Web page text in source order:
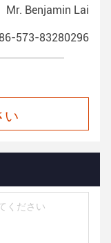
Mr. Benjamin Lai
573-83280296
い